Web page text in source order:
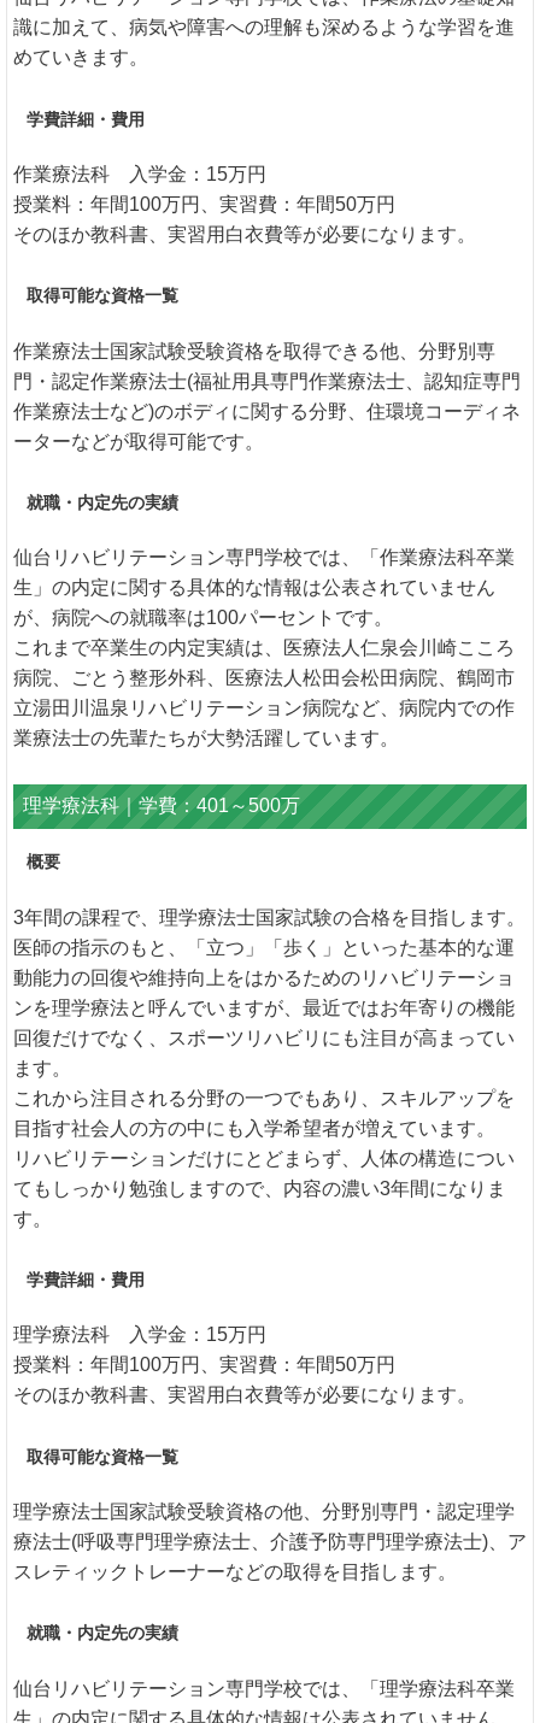
識に加えて、病気や障害への理解も深めるような学習を進
めていきます。
学費詳細・費用
作業療法科 入学金：15万円
授業料：年間100万円、実習費：年間50万円
そのほか教科書、実習用白衣費等が必要になります。
取得可能な資格一覧
作業療法士国家試験受験資格を取得できる他、分野別専
門・認定作業療法士(福祉用具専門作業療法士、認知症専門
作業療法士など)のボディに関する分野、住環境コーディネ
ーターなどが取得可能です。
就職・内定先の実績
仙台リハビリテーション専門学校では、「作業療法科卒業
生」の内定に関する具体的な情報は公表されていません
が、病院への就職率は100パーセントです。
これまで卒業生の内定実績は、医療法人仁泉会川崎こころ
病院、ごとう整形外科、医療法人松田会松田病院、鶴岡市
立湯田川温泉リハビリテーション病院など、病院内での作
業療法士の先輩たちが大勢活躍しています。
理学療法科｜学費：401～500万
概要
3年間の課程で、理学療法士国家試験の合格を目指します。
医師の指示のもと、「立つ」「歩く」といった基本的な運
動能力の回復や維持向上をはかるためのリハビリテーショ
ンを理学療法と呼んでいますが、最近ではお年寄りの機能
回復だけでなく、スポーツリハビリにも注目が高まってい
ます。
これから注目される分野の一つでもあり、スキルアップを
目指す社会人の方の中にも入学希望者が増えています。
リハビリテーションだけにとどまらず、人体の構造につい
てもしっかり勉強しますので、内容の濃い3年間になりま
す。
学費詳細・費用
理学療法科 入学金：15万円
授業料：年間100万円、実習費：年間50万円
そのほか教科書、実習用白衣費等が必要になります。
取得可能な資格一覧
理学療法士国家試験受験資格の他、分野別専門・認定理学
療法士(呼吸専門理学療法士、介護予防専門理学療法士)、ア
スレティックトレーナーなどの取得を目指します。
就職・内定先の実績
仙台リハビリテーション専門学校では、「理学療法科卒業
生」の内定に関する具体的な情報は公表されていません